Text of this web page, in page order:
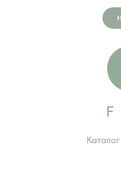
Каталог